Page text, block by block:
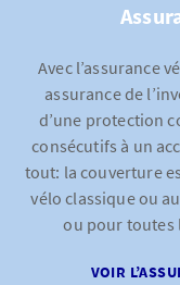
Avec l’assurance
assurance de
d’une protection
consécutifs à un
tout: la couverture
vélo classique ou
ou pour toutes
VOIR